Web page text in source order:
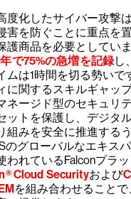
度化したサイバー攻撃
害を防ぐことに重点を
護商品を必要としてい
で75%の急増を記録し
は1時間を切る勢いで
に関するスキルギャッ
ネージド型のセキュリ
ットを保護し、デジタ
組みを安全に推進する
のグローバルなエキス
われているFalconプラ
Cloud Securityおよび
を組み合わせることで